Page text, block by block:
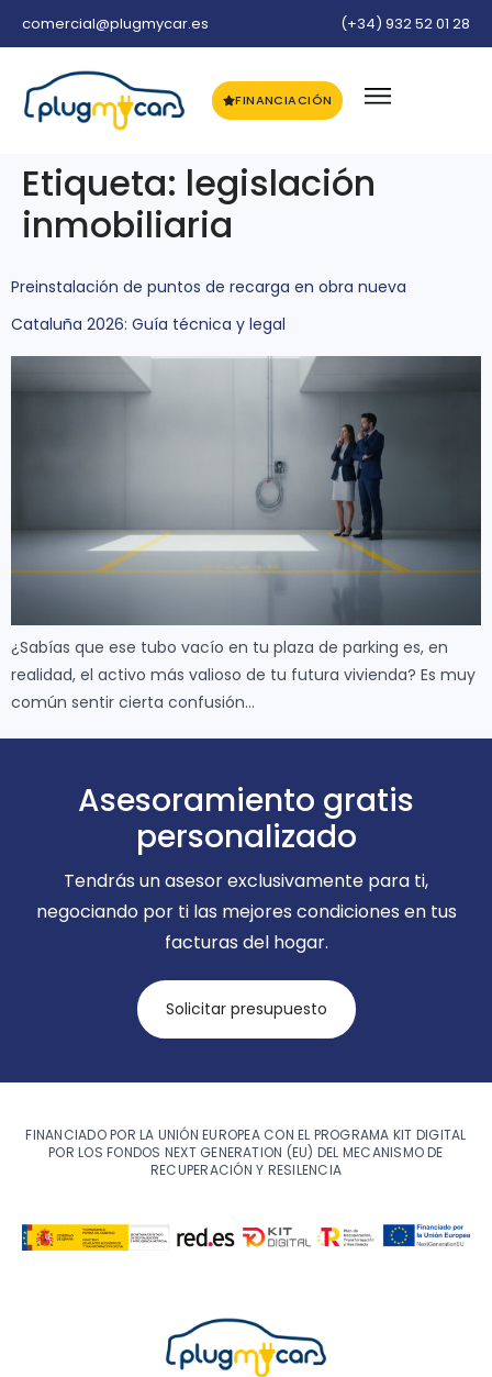
comercial@plugmycar.es (+34) 932 52 01 28
FINANCIACIÓN
Etiqueta: legislación
inmobiliaria
Preinstalación de puntos de recarga en obra nueva
Cataluña 2026: Guía técnica y legal
¿Sabías que ese tubo vacío en tu plaza de parking es, en
realidad, el activo más valioso de tu futura vivienda? Es muy
común sentir cierta confusión…
Asesoramiento gratis
personalizado
Tendrás un asesor exclusivamente para ti,
negociando por ti las mejores condiciones en tus
facturas del hogar.
Solicitar presupuesto
FINANCIADO POR LA UNIÓN EUROPEA CON EL PROGRAMA KIT DIGITAL
POR LOS FONDOS NEXT GENERATION (EU) DEL MECANISMO DE
RECUPERACIÓN Y RESILENCIA